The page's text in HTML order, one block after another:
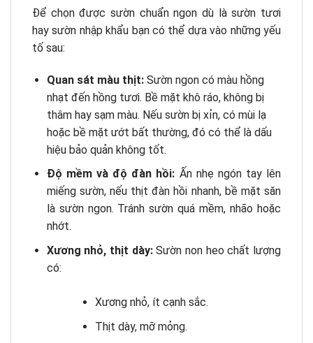
Để chọn được sườn chuẩn ngon dù là sườn tươi
hay sườn nhập khẩu bạn có thể dựa vào những yếu
tố sau:
Quan sát màu thịt: Sườn ngon có màu hồng
nhạt đến hồng tươi. Bề mặt khô ráo, không bị
thâm hay sạm màu. Nếu sườn bị xỉn, có mùi lạ
hoặc bề mặt ướt bất thường, đó có thể là dấu
hiệu bảo quản không tốt.
Độ mềm và độ đàn hồi: Ấn nhẹ ngón tay lên
miếng sườn, nếu thịt đàn hồi nhanh, bề mặt săn
là sườn ngon. Tránh sườn quá mềm, nhão hoặc
nhớt.
Xương nhỏ, thịt dày:Sườn non heo chất lượng
có:
Xương nhỏ, ít cạnh sắc.
Thịt dày, mỡ mỏng.